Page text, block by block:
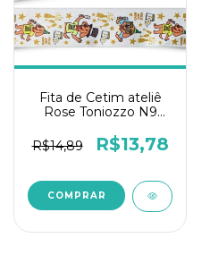
Fita de Cetim ateliê
Rose Toniozzo N9
Year
R$14,89 R$13,78